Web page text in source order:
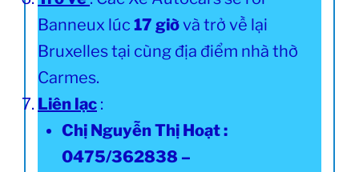
Banneux lúc 17 giờvà trở về lại
Bruxelles tại cùng địa điểm nhà thờ
Carmes.
Liên lạc :
Chị Nguyễn Thị Hoạt :
0475/362838 –